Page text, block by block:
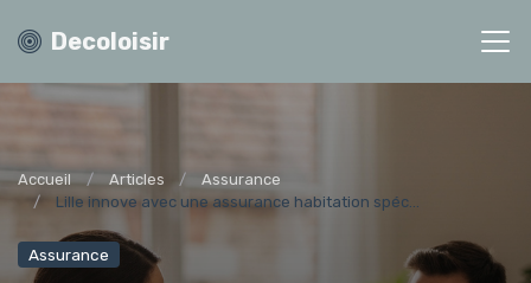
Decoloisir
Accueil Articles
Assurance
Lille innove avec une assurance habitation spéc...
Assurance